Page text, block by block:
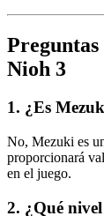
Nioh 3
1. ¿Es
No, Mezuki es
proporcionará
en el juego.
2. ¿Qué